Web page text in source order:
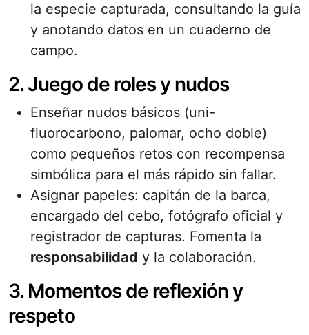
la especie capturada, consultando la guía
y anotando datos en un cuaderno de
campo.
2. Juego de roles y nudos
Enseñar nudos básicos (uni-
fluorocarbono, palomar, ocho doble)
como pequeños retos con recompensa
simbólica para el más rápido sin fallar.
Asignar papeles: capitán de la barca,
encargado del cebo, fotógrafo oficial y
registrador de capturas. Fomenta la
responsabilidad y la colaboración.
3. Momentos de reflexión y
respeto